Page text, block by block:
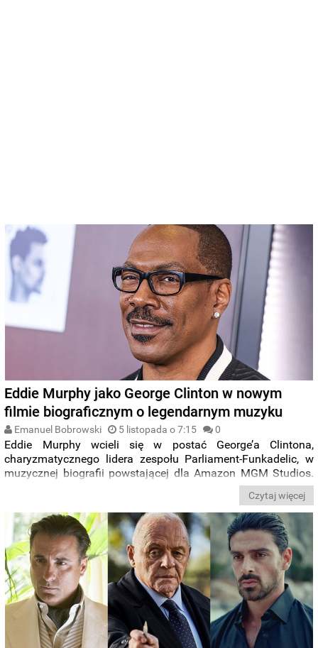
Eddie Murphy jako George Clinton w nowym
filmie biograficznym o legendarnym muzyku
Emanuel Bobrowski 5 listopada o 7:15 0
Eddie Murphy wcieli się w postać George’a Clintona,
charyzmatycznego lidera zespołu Parliament-Funkadelic, w
muzycznej biografii powstającej dla Amazon MGM Studios.
Za reżyserię odpowiada Bill Condon, który współpracował z
Czytaj więcej